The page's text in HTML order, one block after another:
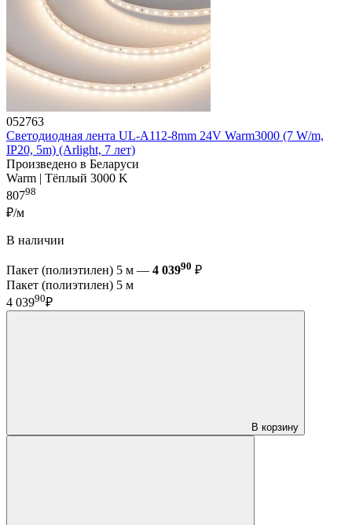
052763
Светодиодная лента UL-A112-8mm 24V Warm3000 (7 W/m,
IP20, 5m) (Arlight, 7 лет)
Произведено в Беларуси
Warm | Тёплый 3000 K
80798
₽/м
В наличии
Пакет (полиэтилен) 5 м — 4 03990 ₽
Пакет (полиэтилен) 5 м
4 03990₽
В корзину